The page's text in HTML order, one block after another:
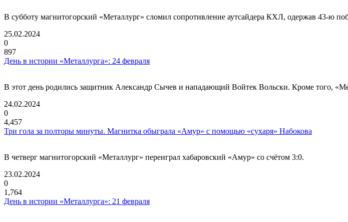
В субботу магнитогорский «Металлург» сломил сопротивление аутсайдера КХЛ, одержав 43-ю
25.02.2024
0
897
День в истории «Металлурга»: 24 февраля
В этот день родились защитник Александр Сычев и нападающий Войтек Вольски. Кроме того,
24.02.2024
0
4,457
Три гола за полторы минуты. Магнитка обыграла «Амур» с помощью «сухаря» Набокова
В четверг магнитогорский «Металлург» переиграл хабаровский «Амур» со счётом 3:0.
23.02.2024
0
1,764
День в истории «Металлурга»: 21 февраля